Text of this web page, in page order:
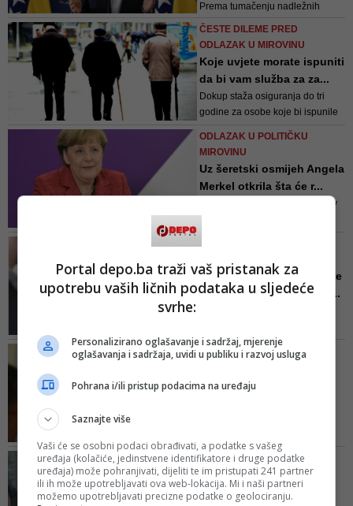
Prema tumačenju nadležnih
službi, ne postoji zakonski osnov
Kada Komisija donese rješenje,
otpremnina će u punom iznosu
biti usmjerena u svrhe u koje
Izetbegović redovno izdvaja
značajan dio sv...
ČESTE DILEME PRED
ODLAZAK U MIROVINU
Koje uvjete morate ispuniti
da bi vam služba za za...
Dokup staža osiguranja do tri
godine za osobe koje bi ispunile
uvjete za jednu od kategorija
zapošljavanju i socijalnoj
sigurnosti nezaposlenih osoba
ODLAZAK U POLITIČKU
MIROVINU
Uz šeretski osmijeh Angela
Merkel otkrila šta će r...
26. septembra se bira novi saziv
mjeseci ona odlazi u političku
mirovinu...
Taman za džeparac: Šta će
funkcionerima penzije kr...
Arnaut tri puta u Državnom
parlamentu predlagao da se
kako bi se uštedio javni novac,
POTREBNI ZA EDUKACIJU
Dr. Gavrankapetanović
Abdulah Nakaš“ uzeti Ednan
Drljevića iz Zenice, koji u penziju
ide u avgustu. To je jedan
predivan i prepametan doktor. Cilj
FOTO/ IAKO SU NADLEŽNI
IZDALI SAVJETE
Gužve pred bankama:
Portal depo.ba traži vaš pristanak za
upotrebu vaših ličnih podataka u sljedeće
svrhe:
Personalizirano oglašavanje i sadržaj, mjerenje
oglašavanja i sadržaja, uvidi u publiku i razvoj usluga
Pohrana i/ili pristup podacima na uređaju
Saznajte više
Vaši će se osobni podaci obrađivati, a podatke s vašeg
uređaja (kolačiće, jedinstvene identifikatore i druge podatke
uređaja) može pohranjivati, dijeliti te im pristupati 241 partner
ili ih može upotrebljavati ova web-lokacija. Mi i naši partneri
možemo upotrebljavati precizne podatke o geolociranju.